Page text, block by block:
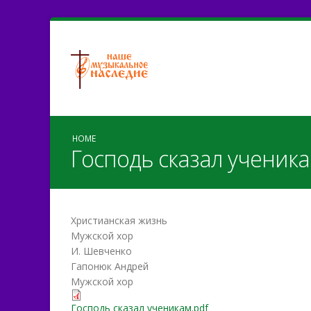
HOME
Господь сказал
Христианская жизнь
Мужской хор
И. Шевченко
Гапонюк Андрей
Мужской хор
Господь сказал ученикам.pdf